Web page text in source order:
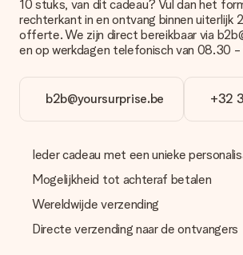
Je kunt kiezen uit een normale snelle
levering. Per cadeau worden de mogelijke
weergegeven op de artikelpagina. Het
bestellen wordt verstuurd als pakketpost
brievenbus stuk mag verwachten, neem
met onze klantenservice.
Hoe kan ik mijn bestelling betalen?
Wij bieden de volgende betaalmethodes
creditcard of handmatige overboeking.
overboeking wel rekening met 3 dagen
10 stuks, van dit cadeau? Vul dan het
rechterkant in en ontvang binnen uiterlijk
offerte. We zijn direct bereikbaar via
en op werkdagen telefonisch van 08.30 -
b2b@yoursurprise.be +32
Ieder cadeau met een unieke
Mogelijkheid tot achteraf betalen
Wereldwijde verzending
Directe verzending naar de ontvangers